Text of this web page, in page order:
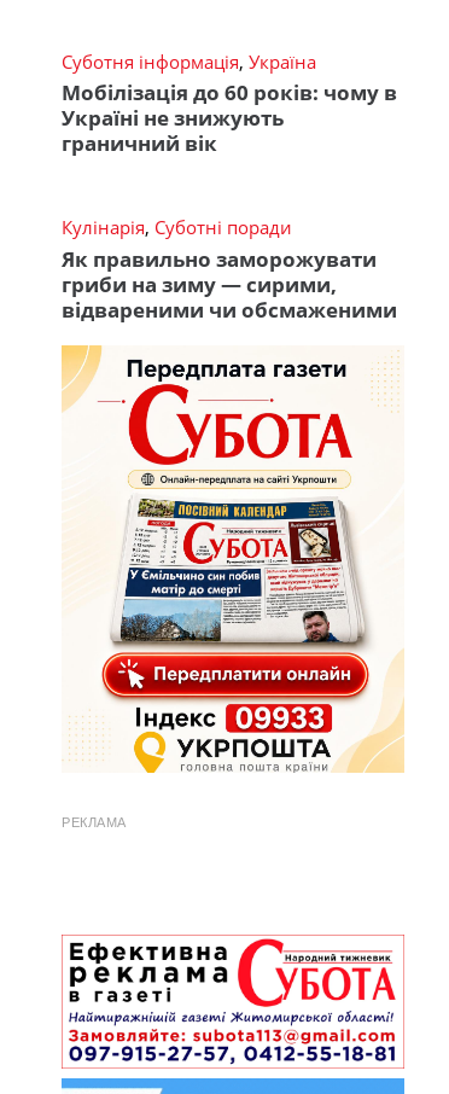
Суботня інформація, Україна
Мобілізація до 60 років: чому в
Україні не знижують
граничний вік
Кулінарія, Суботні поради
Як правильно заморожувати
гриби на зиму — сирими,
відвареними чи обсмаженими
РЕКЛАМА